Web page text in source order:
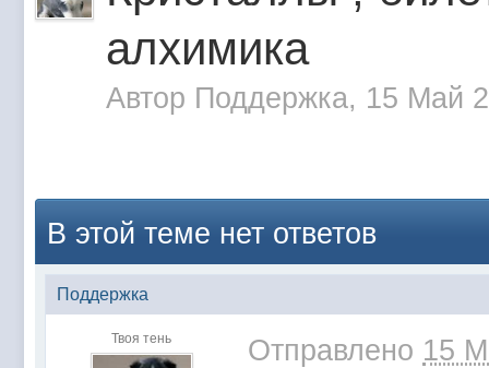
алхимика
Автор Поддержка, 15 Май
В этой теме нет ответов
Поддержка
Твоя тень Отправлено 15